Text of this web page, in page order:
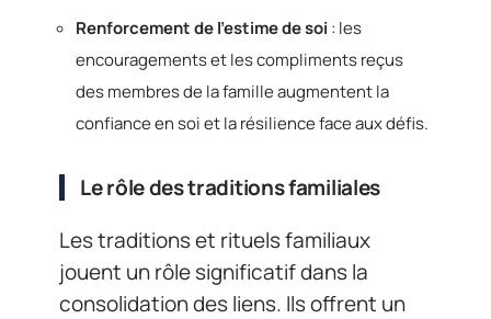
Renforcement de l’estime de soi : les
encouragements et les compliments reçus
des membres de la famille augmentent la
confiance en soi et la résilience face aux défis.
Le rôle des traditions familiales
Les traditions et rituels familiaux
jouent un rôle significatif dans la
consolidation des liens. Ils offrent un